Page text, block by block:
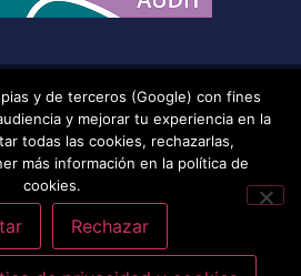
San Isidoro (Sevilla), adscrito a la
de Sevilla.– Aviso legal, política de
medidas de seguridad, código de
interno de información –
Última
20/07/2026
y de terceros (Google) con fines
y mejorar tu experiencia en la
todas las cookies, rechazarlas,
más información en la política de
cookies.
Rechazar